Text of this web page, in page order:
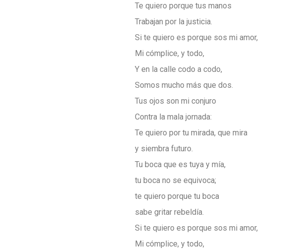
Te quiero porque tus manos
Trabajan por la justicia.
Si te quiero es porque sos mi amor,
Mi cómplice, y todo,
Y en la calle codo a codo,
Somos mucho más que dos.
Tus ojos son mi conjuro
Contra la mala jornada:
Te quiero por tu mirada, que mira
y siembra futuro.
Tu boca que es tuya y mía,
tu boca no se equivoca;
te quiero porque tu boca
sabe gritar rebeldía.
Si te quiero es porque sos mi amor,
Mi cómplice, y todo,